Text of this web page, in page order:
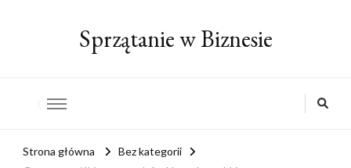
Sprzątanie w Biznesie
Strona główna
Bez kategorii